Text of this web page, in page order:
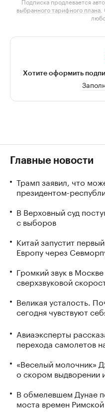
выбранного тарифного плана
Хотите оформить
Главные новости
Трамп заявил, что
президентом-
В Верховный суд
с выборов
Китай запустит
Европу через
Громкий звук в
сверхзвуковой
Великая усталость.
сегодня чувствуют
Авиаэксперты
перехода самолетов
«Веселый молочник»
о скором выдворении
В обмелевшем Дунае
моста времен